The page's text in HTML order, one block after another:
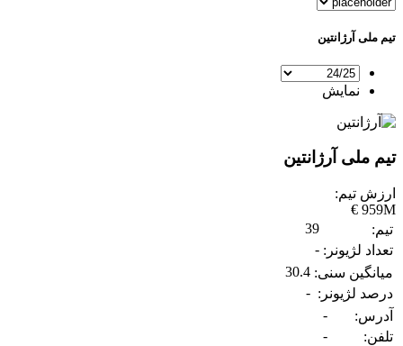
تیم ملی آرژانتین
نمایش
تیم ملی آرژانتین
ارزش تیم:
959M €
تیم:
39
تعداد لژیونر: -
میانگین سنی: 30.4
درصد لژیونر: -
آدرس:
-
تلفن:
-